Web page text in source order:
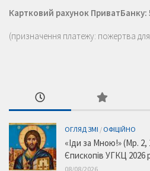
Картковий рахунок ПриватБанку:
(призначення платежу: пожертва
ОГЛЯД ЗМІ / ОФІЦІЙНО
«Іди за Мною!» (Мр.
Єпископів УГКЦ 2026
08/08/2026